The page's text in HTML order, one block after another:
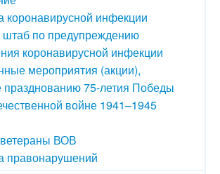
коронавирусной инфекции
по предупреждению
коронавирусной инфекции
мероприятия (акции),
75-летия Победы
войне 1941–1945
ВОВ
правонарушений